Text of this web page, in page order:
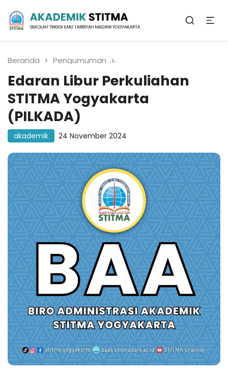
Biro Administrasi
Akademik
Beranda Pengumuman
Edaran Libur Perkuliahan
STITMA Yogyakarta
(PILKADA)
akademik 24 November 2024